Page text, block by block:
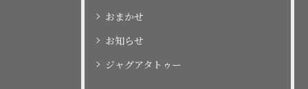
おまかせ
お知らせ
ジャグアタトゥー